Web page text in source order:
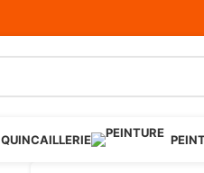
QUINCAILLERIE